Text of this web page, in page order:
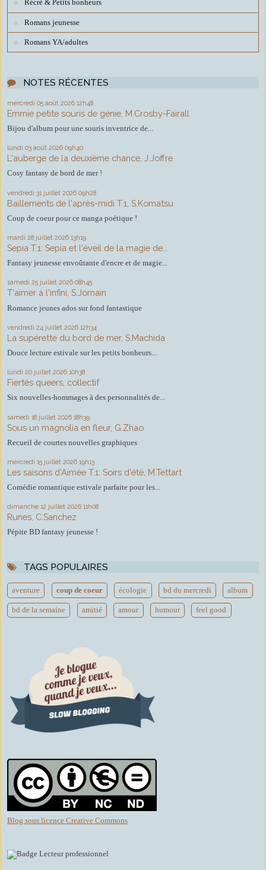
Récré & Petits bonheurs
Romans jeunesse
Romans YA/adultes
NOTES RÉCENTES
mercredi 05 août 2026 12h48
Emmie petite souris de génie, M.Crosby-Fairall
Bijou d'album pour une souris inventrice de...
lundi 03 août 2026 09h40
L'auberge de la deuxième chance, J.Joffre
Cosy fantasy de bord de mer !
vendredi 31 juillet 2026 09h28
Baillements de l'après-midi T.1, S.Komatsu
Coup de coeur pour ce manga poétique !
mardi 28 juillet 2026 13h19
Sepia T.1: Sepia et l'éveil de la magie de...
Fantasy jeunesse envoûtante d'encre et de magie...
samedi 25 juillet 2026 08h45
T'aimer à l'infini, S.Jomain
Romance jeunes ados sur fond fantastique
vendredi 24 juillet 2026 12h34
La supérette du bord de mer, S.Machida
Douce lecture estivale sur les petits bonheurs...
lundi 20 juillet 2026 10h38
Fiertés queers, collectif
Six nouvelles-hommages à des personnalités de...
samedi 18 juillet 2026 18h39
Sous un magnolia en fleur, G.Zhao
Recueil de courtes nouvelles graphiques
mercredi 15 juillet 2026 19h13
Les saisons d'Aimée T.1: Soirs d'été, M.Tettart
Comédie romantique estivale parfaite pour les...
dimanche 12 juillet 2026 11h08
Runes, C.Sanchez
Pépite BD fantasy jeunesse !
TAGS POPULAIRES
aventure coup de coeur écologie bd du mercredi album
bd de la semaine amitié amour humour feel good
Blog sous licence Creative Commons